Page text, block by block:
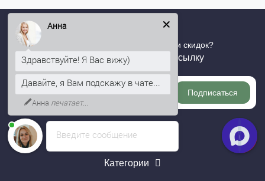
Хотите быть в курсе всех акций и скидок?
Подпишитесь на нашу рассылку
Подписаться
Информация
Категории
Введите сообщение
Анна
Здравствуйте! Я Вас вижу)
Давайте, я Вам подскажу в чате...
Анна печатает...